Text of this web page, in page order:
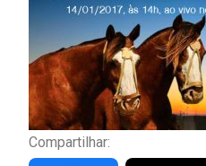
Compartilhar: